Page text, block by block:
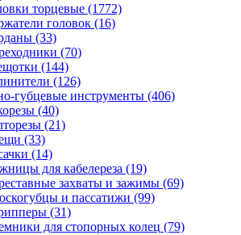
торцевые (1772)
головок (16)
(33)
(70)
(144)
(126)
губцевые инструменты (406)
(40)
(21)
(33)
(14)
для кабелереза (19)
захваты и зажимы (69)
и пассатижи (99)
(31)
для стопорных колец (79)